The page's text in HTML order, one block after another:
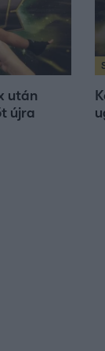
után
újra